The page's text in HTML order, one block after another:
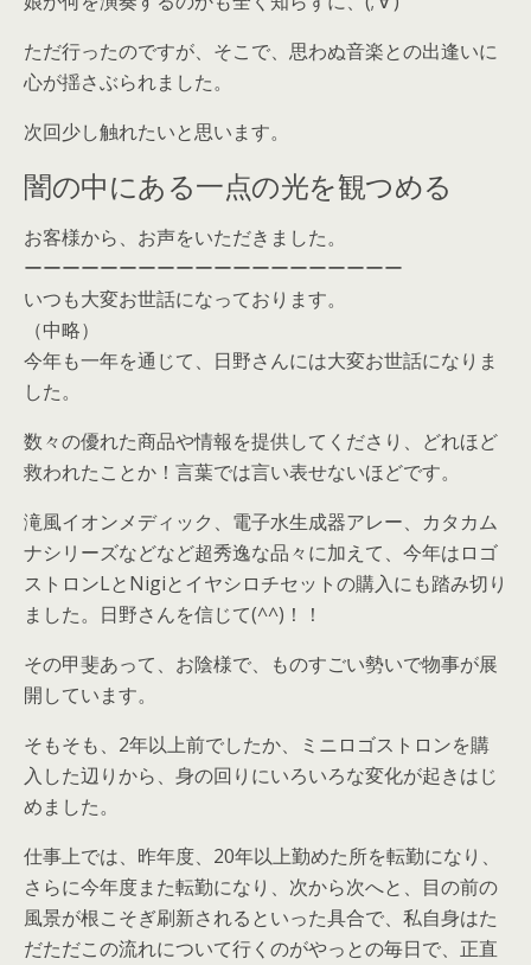
ただ行ったのですが、そこで、思わぬ音楽との出逢いに
心が揺さぶられました。
次回少し触れたいと思います。
闇の中にある一点の光を観つめる
お客様から、お声をいただきました。
ーーーーーーーーーーーーーーーーーーーー
いつも大変お世話になっております。
（中略）
今年も一年を通じて、日野さんには大変お世話になりま
した。
数々の優れた商品や情報を提供してくださり、どれほど
救われたことか！言葉では言い表せないほどです。
滝風イオンメディック、電子水生成器アレー、カタカム
ナシリーズなどなど超秀逸な品々に加えて、今年はロゴ
ストロンLとNigiとイヤシロチセットの購入にも踏み切り
ました。日野さんを信じて(^^)！！
その甲斐あって、お陰様で、ものすごい勢いで物事が展
開しています。
そもそも、2年以上前でしたか、ミニロゴストロンを購
入した辺りから、身の回りにいろいろな変化が起きはじ
めました。
仕事上では、昨年度、20年以上勤めた所を転勤になり、
さらに今年度また転勤になり、次から次へと、目の前の
風景が根こそぎ刷新されるといった具合で、私自身はた
だただこの流れについて行くのがやっとの毎日で、正直